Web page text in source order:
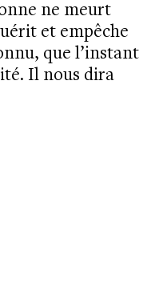
ne meurt
et empêche
que l’instant
Il nous dira